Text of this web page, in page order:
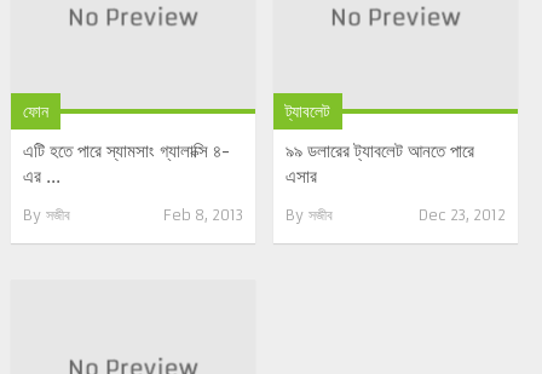
ফোন
এটি হতে পারে স্যামসাং গ্যালাক্সি ৪-
এর ...
By সজীব Feb 8, 2013
ট্যাবলেট
৯৯ ডলারের ট্যাবলেট আনতে পারে
এসার
By সজীব Dec 23, 2012